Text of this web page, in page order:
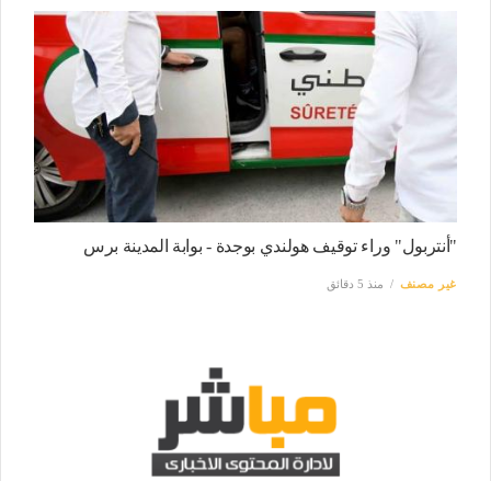
"أنتربول" وراء توقيف هولندي بوجدة - بوابة المدينة برس
غير مصنف منذ 5 دقائق